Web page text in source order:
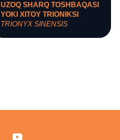
UZOQ SHARQ TOSHBAQASI
YOKI XITOY TRIONIKSI
TRIONYX SINENSIS